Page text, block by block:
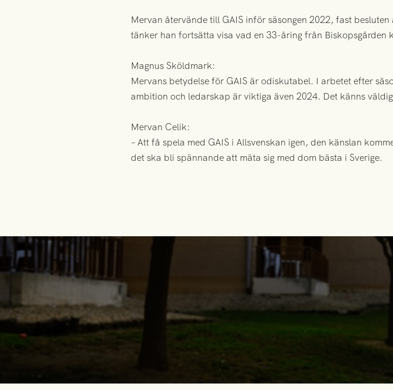
Mervan återvände till GAIS inför säsongen 2022, fast
tänker han fortsätta visa vad en 33-åring från Biskopsgården
Magnus Sköldmark:
Mervans betydelse för GAIS är odiskutabel. I arbetet efter
ambition och ledarskap är viktiga även 2024. Det känns
Mervan Celik:
– Att få spela med GAIS i Allsvenskan igen, den känslan
det ska bli spännande att mäta sig med dom bästa i Sverige.